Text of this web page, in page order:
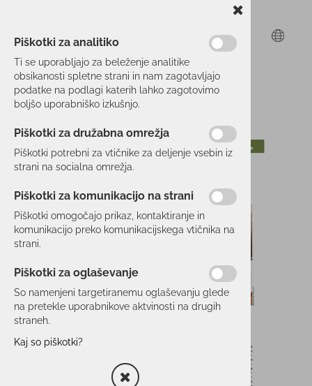
Piškotki za analitiko
Ti se uporabljajo za beleženje analitike
obsikanosti spletne strani in nam zagotavljajo
podatke na podlagi katerih lahko zagotovimo
boljšo uporabniško izkušnjo.
Piškotki za družabna omrežja
Piškotki potrebni za vtičnike za deljenje vsebin iz
strani na socialna omrežja.
Piškotki za komunikacijo na strani
Piškotki omogočajo prikaz, kontaktiranje in
komunikacijo preko komunikacijskega vtičnika na
strani.
Piškotki za oglaševanje
So namenjeni targetiranemu oglaševanju glede
na pretekle uporabnikove aktvinosti na drugih
straneh.
Kaj so piškotki?